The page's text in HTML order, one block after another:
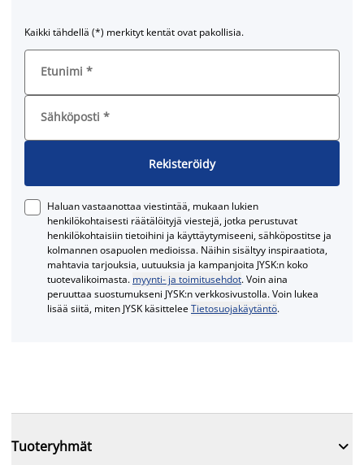
Kaikki tähdellä (*) merkityt kentät ovat pakollisia.
Etunimi *
Sähköposti *
Rekisteröidy
Haluan vastaanottaa viestintää, mukaan lukien
henkilökohtaisesti räätälöityjä viestejä, jotka perustuvat
henkilökohtaisiin tietoihini ja käyttäytymiseeni, sähköpostitse ja
kolmannen osapuolen medioissa. Näihin sisältyy inspiraatiota,
mahtavia tarjouksia, uutuuksia ja kampanjoita JYSK:n koko
tuotevalikoimasta. myynti- ja toimitusehdot. Voin aina
peruuttaa suostumukseni JYSK:n verkkosivustolla. Voin lukea
lisää siitä, miten JYSK käsitteleeTietosuojakäytäntö.
Tuoteryhmät 